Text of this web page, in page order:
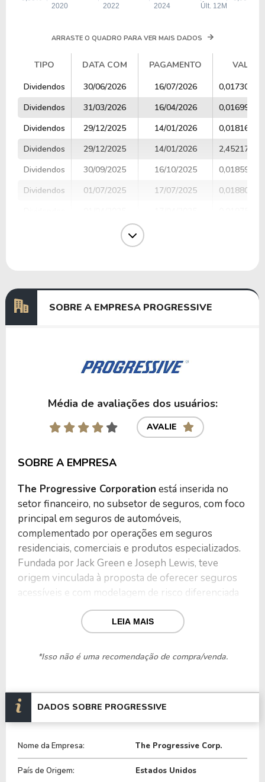
ARRASTE O QUADRO PARA VER MAIS DADOS
TIPO DATA COM PAGAMENTO
VALOR
TIPO
DATA COM PAGAMENTO VALOR
Dividendos 30/06/2026 16/07/2026
0,01730857
Dividendos
31/03/2026 16/04/2026
0,01699102
Dividendos
29/12/2025 14/01/2026
0,01816421
Dividendos
29/12/2025 14/01/2026
2,45217223
Dividendos
30/09/2025 16/10/2025
0,01859347
Dividendos
01/07/2025 17/07/2025
0,01880076
07/01/2025
SOBRE A EMPRESA PROGRESSIVE
Média de avaliações dos usuários:
AVALIE
SOBRE A EMPRESA
The Progressive Corporation está inserida no
setor financeiro, no subsetor de seguros, com foco
principal em seguros de automóveis,
complementado por operações em seguros
residenciais, comerciais e produtos especializados.
Fundada por Jack Green e Joseph Lewis, teve
origem vinculada à proposta de oferecer seguros
acessíveis e com modelagem de risco diferenciada
para motoristas, sem participação governamental
em sua estrutura societária desde a criação.
O portfólio de produtos e serviços abrange
seguros de automóveis pessoais, seguros
seguros residenciais por meio de parceiros,
seguros para motocicletas, embarcações e veículos
recreativos, além de coberturas complementares,
serviços de atendimento a sinistros e plataformas
digitais voltadas à cotação, emissão e administração
de apólices.
LEIA MAIS
*Isso não é uma recomendação de compra/venda.
DADOS SOBRE PROGRESSIVE
Nome da Empresa: The Progressive Corp.
País de Origem: Estados Unidos